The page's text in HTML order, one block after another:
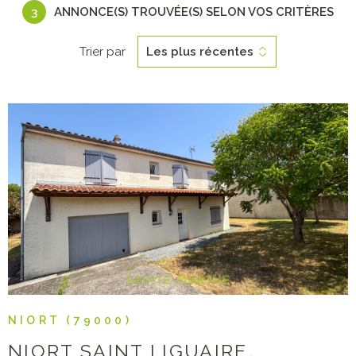
3 ANNONCE(S) TROUVÉE(S) SELON VOS CRITÈRES
Trier par Les plus récentes
NIORT (79000)
NIORT SAINT LIGUAIRE.
VOIR LE BIEN